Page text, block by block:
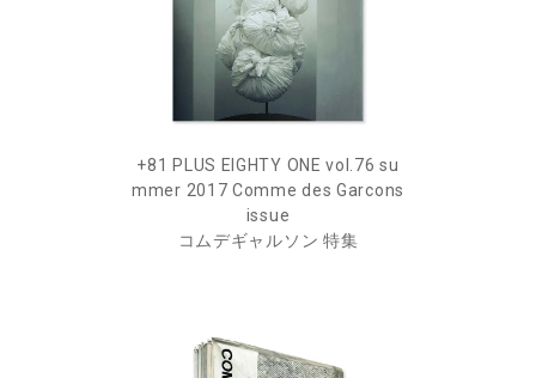
+81 PLUS EIGHTY ONE vol.76 su
mmer 2017 Comme des Garcons
issue
コムデギャルソン 特集